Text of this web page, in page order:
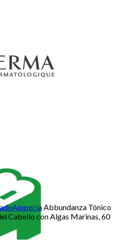
AlopeciaAbbundanza Tónico
Cabello con Algas Marinas, 60